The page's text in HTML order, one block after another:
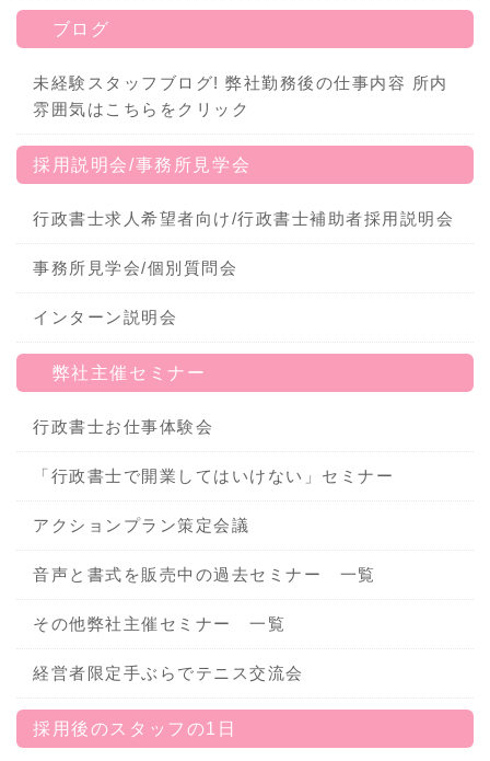
ブログ
未経験スタッフブログ! 弊社勤務後の仕事内容 所内
雰囲気はこちらをクリック
採用説明会/事務所見学会
行政書士求人希望者向け/行政書士補助者採用説明会
事務所見学会/個別質問会
インターン説明会
弊社主催セミナー
行政書士お仕事体験会
「行政書士で開業してはいけない」セミナー
アクションプラン策定会議
音声と書式を販売中の過去セミナー 一覧
その他弊社主催セミナー 一覧
経営者限定手ぶらでテニス交流会
採用後のスタッフの1日